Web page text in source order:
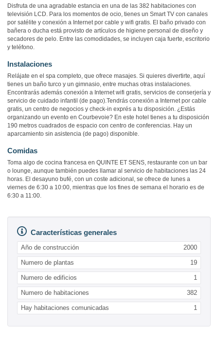
Disfruta de una agradable estancia en una de las 382 habitaciones con
televisión LCD. Para los momentos de ocio, tienes un Smart TV con canales
por satélite y conexión a Internet por cable y wifi gratis. El baño privado con
bañera o ducha está provisto de artículos de higiene personal de diseño y
secadores de pelo. Entre las comodidades, se incluyen caja fuerte, escritorio
y teléfono.
Instalaciones
Relájate en el spa completo, que ofrece masajes. Si quieres divertirte, aquí
tienes un baño turco y un gimnasio, entre muchas otras instalaciones.
Encontrarás además conexión a Internet wifi gratis, servicios de conserjería y
servicio de cuidado infantil (de pago).Tendrás conexión a Internet por cable
gratis, un centro de negocios y check-in exprés a tu disposición. ¿Estás
organizando un evento en Courbevoie? En este hotel tienes a tu disposición
190 metros cuadrados de espacio con centro de conferencias. Hay un
aparcamiento sin asistencia (de pago) disponible.
Comidas
Toma algo de cocina francesa en QUINTE ET SENS, restaurante con un bar
o lounge, aunque también puedes llamar al servicio de habitaciones las 24
horas. El desayuno bufé, con un coste adicional, se ofrece de lunes a
viernes de 6:30 a 10:00, mientras que los fines de semana el horario es de
6:30 a 11:00.
Características generales
Año de construcción 2000
Numero de plantas 19
Numero de edificios 1
Numero de habitaciones 382
Hay habitaciones comunicadas 1